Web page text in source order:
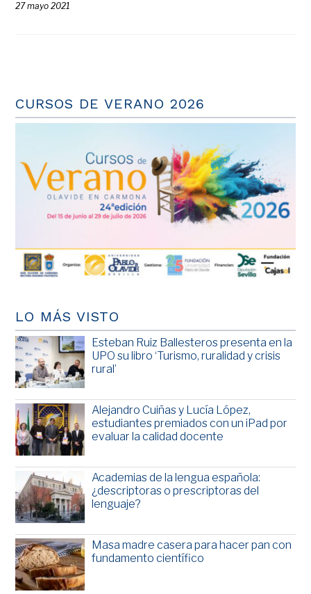
27 mayo 2021
CURSOS DE VERANO 2026
LO MÁS VISTO
Esteban Ruiz Ballesteros presenta en la
UPO su libro ‘Turismo, ruralidad y crisis
rural’
Alejandro Cuiñas y Lucía López,
estudiantes premiados con un iPad por
evaluar la calidad docente
Academias de la lengua española:
¿descriptoras o prescriptoras del
lenguaje?
Masa madre casera para hacer pan con
fundamento científico